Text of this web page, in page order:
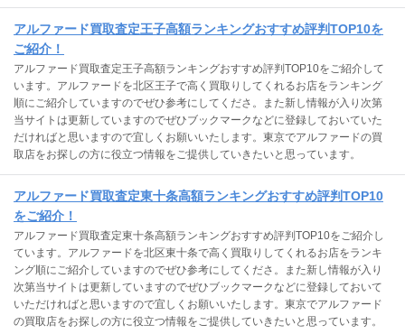
アルファード買取査定王子高額ランキングおすすめ評判TOP10を
ご紹介！
アルファード買取査定王子高額ランキングおすすめ評判TOP10をご紹介して
います。アルファードを北区王子で高く買取りしてくれるお店をランキング
順にご紹介していますのでぜひ参考にしてくださ。また新し情報が入り次第
当サイトは更新していますのでぜひブックマークなどに登録しておいていた
だければと思いますので宜しくお願いいたします。東京でアルファードの買
取店をお探しの方に役立つ情報をご提供していきたいと思っています。
アルファード買取査定東十条高額ランキングおすすめ評判TOP10
をご紹介！
アルファード買取査定東十条高額ランキングおすすめ評判TOP10をご紹介し
ています。アルファードを北区東十条で高く買取りしてくれるお店をランキ
ング順にご紹介していますのでぜひ参考にしてくださ。また新し情報が入り
次第当サイトは更新していますのでぜひブックマークなどに登録しておいて
いただければと思いますので宜しくお願いいたします。東京でアルファード
の買取店をお探しの方に役立つ情報をご提供していきたいと思っています。